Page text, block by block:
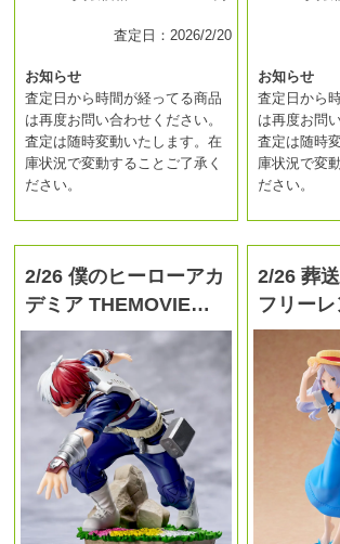
査定日：2026/2/20
お知らせ
査定日から時間が経ってる商品
は再度お問い合わせください。
査定は随時変動いたします。在
庫状況で変動することご了承く
ださい。
お知らせ
査定日から
は再度お問
査定は随時
庫状況で変
ださい。
2/26 僕のヒーローアカ
デミア THEMOVIE…
2/26 葬
フリー